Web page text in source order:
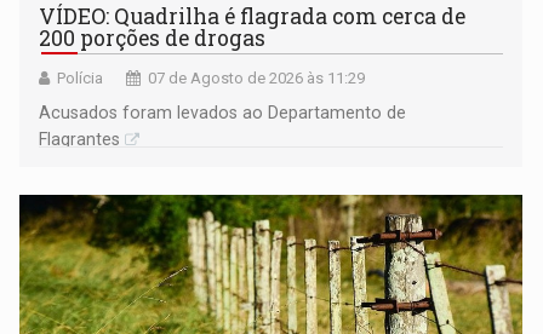
VÍDEO: Quadrilha é flagrada com cerca de
200 porções de drogas
Polícia 07 de Agosto de 2026 às 11:29
Acusados foram levados ao Departamento de
Flagrantes